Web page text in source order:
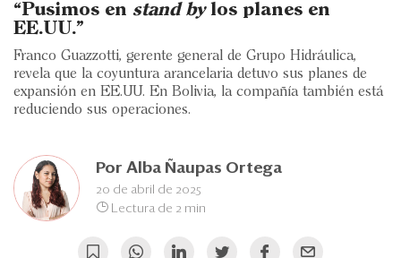
Blogs
Ranking CEO
Edición Impresa
“Pusimos en stand bylos planes en
EE.UU.”
Franco Guazzotti, gerente general de Grupo Hidráulica,
revela que la coyuntura arancelaria detuvo sus planes de
expansión en EE.UU. En Bolivia, la compañía también está
reduciendo sus operaciones.
Por Alba Ñaupas Ortega
20 de abril de 2025
Lectura de 2 min